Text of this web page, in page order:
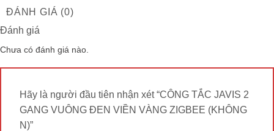
ĐÁNH GIÁ (0)
Đánh giá
Chưa có đánh giá nào.
Hãy là người đầu tiên nhận xét “CÔNG TẮC JAVIS 2
GANG VUÔNG ĐEN VIỀN VÀNG ZIGBEE (KHÔNG
N)”